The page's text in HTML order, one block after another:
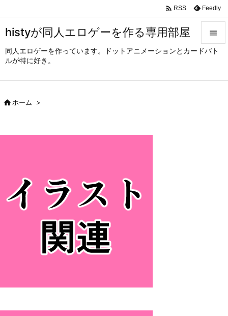
histyが同人エロゲーを作る専用部屋
同人エロゲーを作っています。ドットアニメーションとカードバト
ルが特に好き。



 RSS Feedly
ホーム >